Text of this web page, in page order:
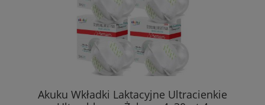
Akuku Wkładki Laktacyjne Ultracienkie